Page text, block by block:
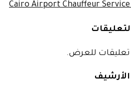
Cairo Airport Chauffeur
تعليقات للعرض.
الأرشيف